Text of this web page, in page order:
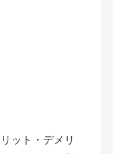
ット・デメリ